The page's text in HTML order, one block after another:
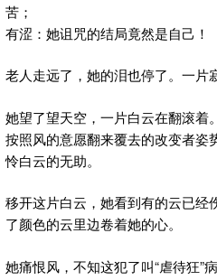
苦；
有涩：她诅咒的结局竟然是自己！
老人走远了，她的泪也停了。一片
她望了望天空，一片白云在翻滚着
按照风的意愿翻来覆去的改变者姿
怜白云的无助。
移开这片白云，她看到有的云已经
了颜色的云里边卷着她的心。
她痛恨风，不知这犯了叫“虐待狂”